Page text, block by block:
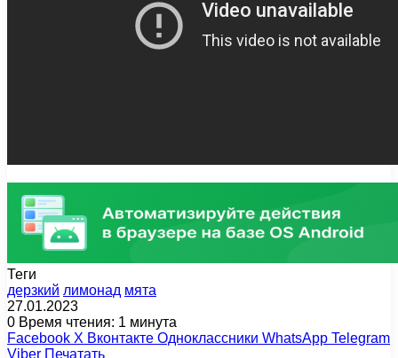
Теги
дерзкий лимонад мята
27.01.2023
0 Время чтения: 1 минута
Facebook X Вконтакте Одноклассники WhatsApp Telegram
Viber Печатать